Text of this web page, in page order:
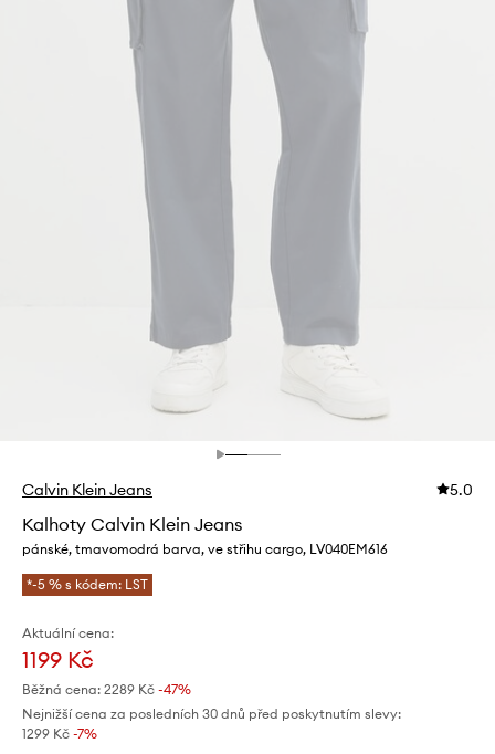
Calvin Klein Jeans 5.0
Kalhoty Calvin Klein Jeans
pánské, tmavomodrá barva, ve střihu cargo, LV040EM616
*-5 % s kódem: LST
Aktuální cena:
1199 Kč
Běžná cena: 2289 Kč -47%
Nejnižší cena za posledních 30 dnů před poskytnutím slevy:
1299 Kč -7%